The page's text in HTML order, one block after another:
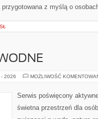
przygotowana z myślą o
2026 MOŻLIWOŚĆ
Serwis poświęcony
świetna przestrzeń dla